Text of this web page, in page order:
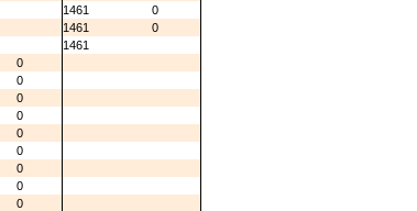
1461
0
1461
0
1461
0
0
0
0
0
0
0
0
0